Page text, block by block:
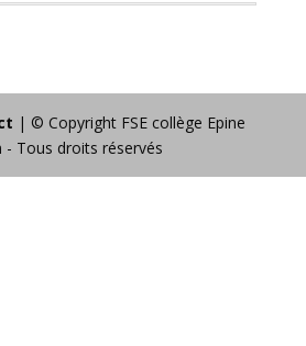
| © Copyright FSE collège Epine
- Tous droits réservés